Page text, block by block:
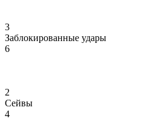
3
Заблокированные удары
6
2
Сейвы
4